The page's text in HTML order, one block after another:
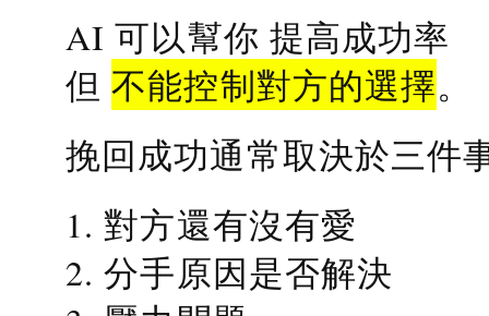
AI 可以幫你 提高成功率
但不能控制對方的選擇。
挽回成功通常取決於三件
1. 對方還有沒有愛
2. 分手原因是否解決